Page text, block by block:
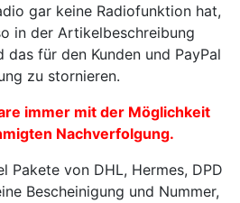
gar keine Radiofunktion hat,
in der Artikelbeschreibung
das für den Kunden und PayPal
zu stornieren.
immer mit der Möglichkeit
Nachverfolgung.
Pakete von DHL, Hermes, DPD
Bescheinigung und Nummer,